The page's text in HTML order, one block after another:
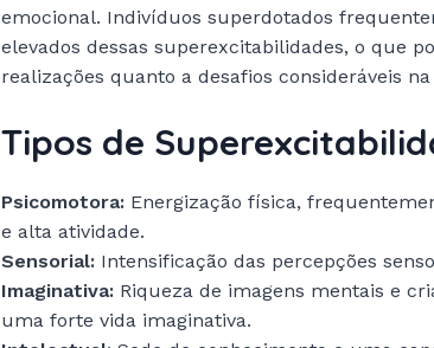
emocional. Indivíduos superdotados
elevados dessas superexcitabilidades, o que
realizações quanto a desafios consideráveis
Tipos de
Psicomotora: Energização física,
e alta atividade.
Sensorial: Intensificação das percepções
Imaginativa: Riqueza de imagens mentais e
uma forte vida imaginativa.